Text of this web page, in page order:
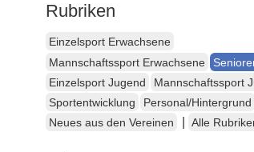
Rubriken
Einzelsport Erwachsene
Mannschaftssport Erwachsene
Einzelsport Jugend
Mannschaftssport
Sportentwicklung
Personal/Hintergrund
Neues aus den Vereinen
Alle